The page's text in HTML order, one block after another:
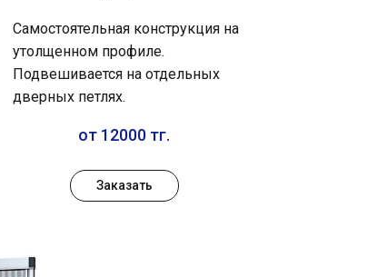
Самостоятельная конструкция на
утолщенном профиле.
Подвешивается на отдельных
дверных петлях.
от 12000 тг.
Заказать